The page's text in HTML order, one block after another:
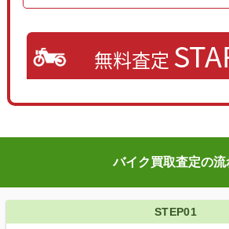
無料査定
バイク買取査定の流
STEP01